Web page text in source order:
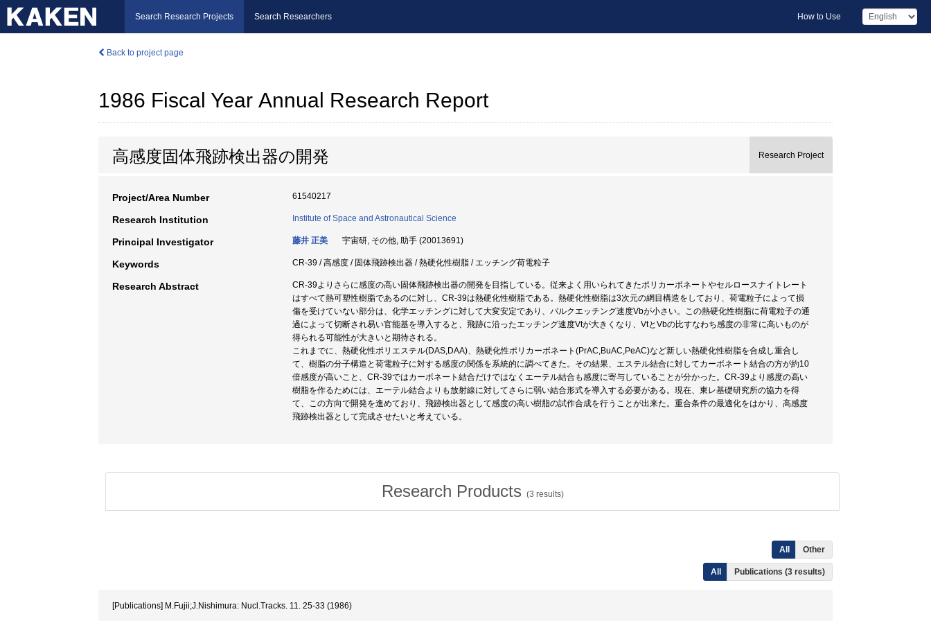
Search Research Projects Search Researchers How to Use
Back to project page
1986 Fiscal Year Annual Research Report
高感度固体飛跡検出器の開発 Research Project
Project/Area Number 61540217
Research Institution Institute of Space and Astronautical Science
Principal Investigator 藤井 正美 宇宙研, その他, 助手 (20013691)
Keywords CR-39 / 高感度 / 固体飛跡検出器 / 熱硬化性樹脂 / エッチング荷電粒子
Research Abstract
CR-39よりさらに感度の高い固体飛跡検出器の開発を目指している。従来よく用いられてきたポリカーボネートやセルロースナイトレート
はすべて熱可塑性樹脂であるのに対し、CR-39は熱硬化性樹脂である。熱硬化性樹脂は3次元の網目構造をしており、荷電粒子によって損
傷を受けていない部分は、化学エッチングに対して大変安定であり、バルクエッチング速度Vbが小さい。この熱硬化性樹脂に荷電粒子の通
過によって切断され易い官能基を導入すると、飛跡に沿ったエッチング速度Vtが大きくなり、VtとVbの比すなわち感度の非常に高いものが
得られる可能性が大きいと期待される。
これまでに、熱硬化性ポリエステル(DAS,DAA)、熱硬化性ポリカーボネート(PrAC,BuAC,PeAC)など新しい熱硬化性樹脂を合成し重合し
て、樹脂の分子構造と荷電粒子に対する感度の関係を系統的に調べてきた。その結果、エステル結合に対してカーボネート結合の方が約10
倍感度が高いこと、CR-39ではカーボネート結合だけではなくエーテル結合も感度に寄与していることが分かった。CR-39より感度の高い
樹脂を作るためには、エーテル結合よりも放射線に対してさらに弱い結合形式を導入する必要がある。現在、東レ基礎研究所の協力を得
て、この方向で開発を進めており、飛跡検出器として感度の高い樹脂の試作合成を行うことが出来た。重合条件の最適化をはかり、高感度
飛跡検出器として完成させたいと考えている。
Research Products (3 results)
All Other
All Publications (3 results)
[Publications] M.Fujii;J.Nishimura: Nucl.Tracks. 11. 25-33 (1986)